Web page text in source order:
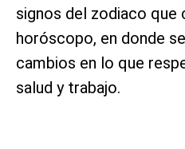
signos del zodiaco que
horóscopo, en donde
cambios en lo que
salud y trabajo.